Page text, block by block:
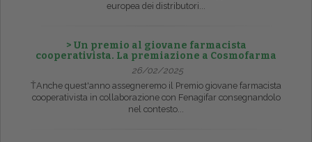
europea dei distributori...
> Un premio al giovane farmacista
cooperativista. La premiazione a Cosmofarma
26/02/2025
ŤAnche quest'anno assegneremo il Premio giovane farmacista
cooperativista in collaborazione con Fenagifar consegnandolo
nel contesto...